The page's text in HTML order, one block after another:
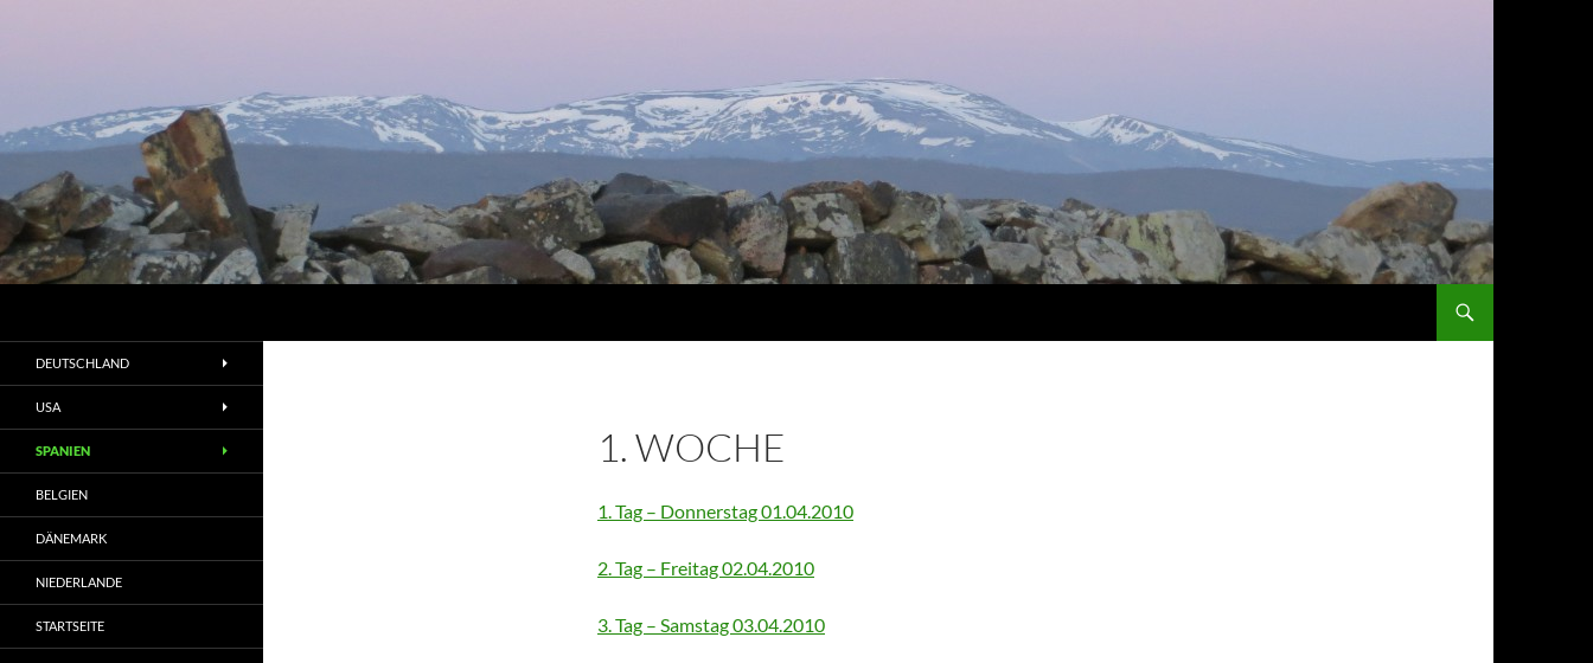
1. WOCHE
1. Tag – Donnerstag 01.04.2010
2. Tag – Freitag 02.04.2010
3. Tag – Samstag 03.04.2010
DEUTSCHLAND
USA
SPANIEN
BELGIEN
DÄNEMARK
NIEDERLANDE
STARTSEITE